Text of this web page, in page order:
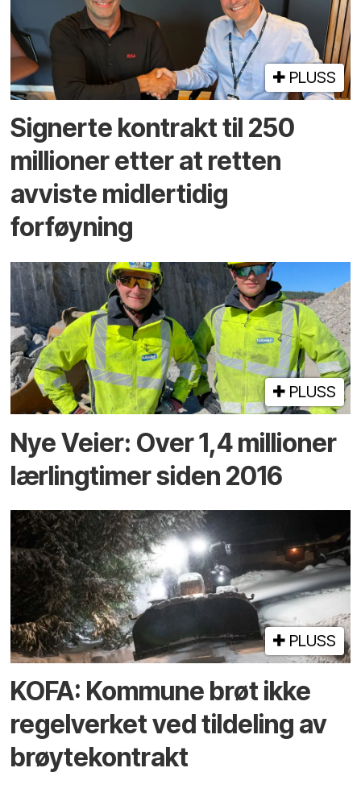
PLUSS
Signerte kontrakt til 250
millioner etter at retten
avviste midlertidig
forføyning
PLUSS
Nye Veier: Over 1,4 millioner
lærlingtimer siden 2016
PLUSS
KOFA: Kommune brøt ikke
regelverket ved tildeling av
brøytekontrakt